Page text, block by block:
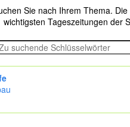
Sie nach Ihrem Thema.
wichtigsten Tageszeitungen der